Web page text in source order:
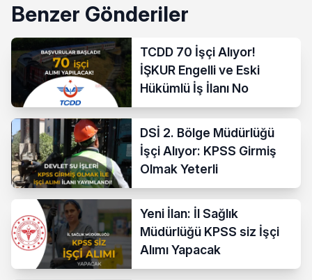
Benzer Gönderiler
TCDD 70 İşçi Alıyor!
İŞKUR Engelli ve Eski
Hükümlü İş İlanı No
DSİ 2. Bölge Müdürlüğü
İşçi Alıyor: KPSS Girmiş
Olmak Yeterli
Yeni İlan: İl Sağlık
Müdürlüğü KPSS siz İşçi
Alımı Yapacak